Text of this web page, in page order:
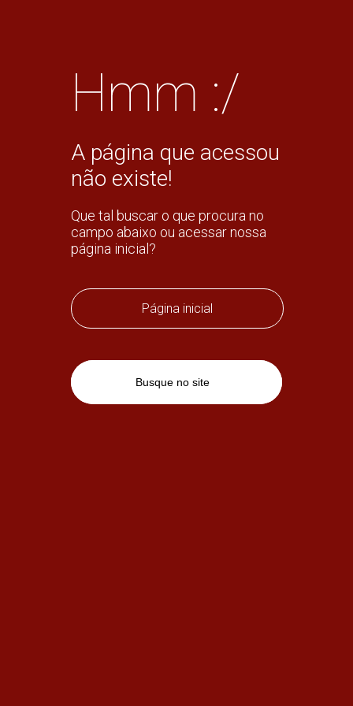
Hmm :/
A página que acessou
não existe!
Que tal buscar o que procura no
campo abaixo ou acessar nossa
página inicial?
Página inicial